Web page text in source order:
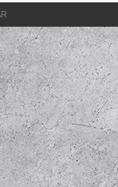
Foren